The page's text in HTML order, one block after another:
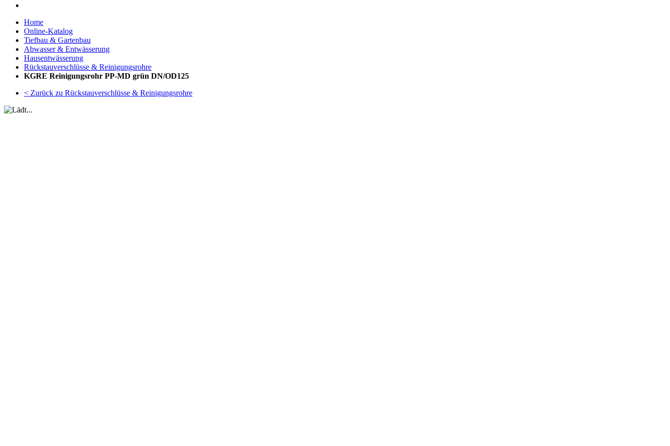
Home
Online-Katalog
Tiefbau & Gartenbau
Abwasser & Entwässerung
Hausentwässerung
Rückstauverschlüsse & Reinigungsrohre
KGRE Reinigungsrohr PP-MD grün DN/OD125
< Zurück zu Rückstauverschlüsse & Reinigungsrohre